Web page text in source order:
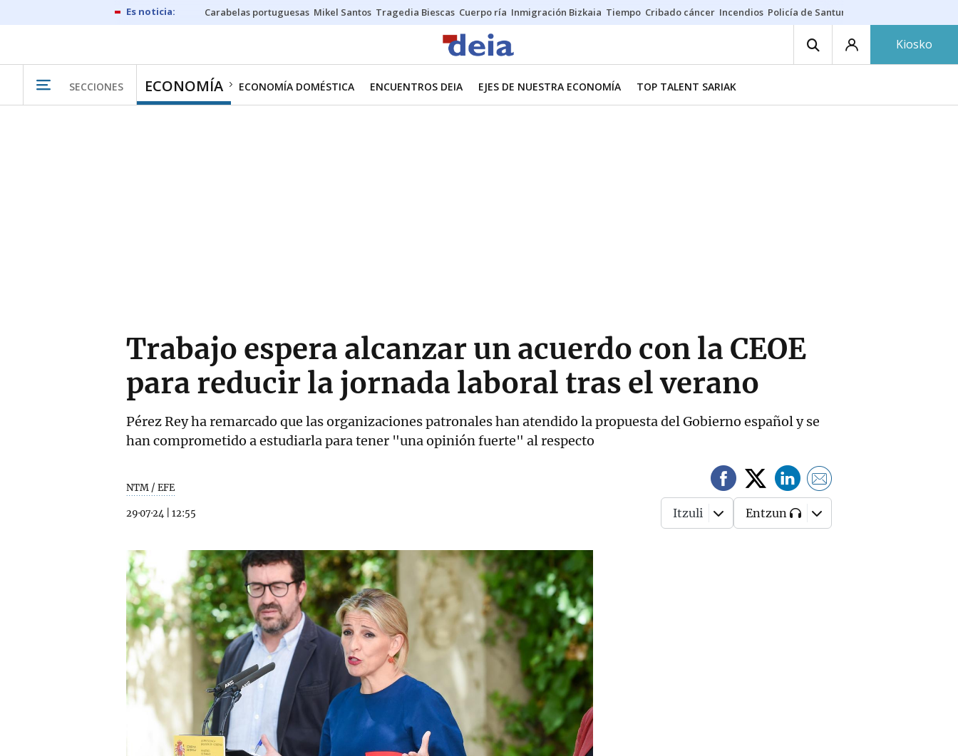
Carabelas portuguesas Mikel Santos Tragedia Biescas Cuerpo ría Inmigración Bizkaia Tiempo Cribado cáncer Incendios Policía de Santurtzi
Kiosko
SECCIONES ECONOMÍA ECONOMÍA DOMÉSTICA ENCUENTROS DEIA EJES DE NUESTRA ECONOMÍA TOP TALENT SARIAK
Trabajo espera alcanzar un acuerdo con la CEOE
para reducir la jornada laboral tras el verano
Pérez Rey ha remarcado que las organizaciones patronales han atendido la propuesta del Gobierno español y se
han comprometido a estudiarla para tener "una opinión fuerte" al respecto
NTM / EFE
29·07·24 12:55 Itzuli Entzun